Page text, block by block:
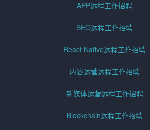
APP远程工作招聘
SEO远程工作招聘
React Native远程工作招聘
内容运营远程工作招聘
新媒体运营远程工作招聘
Blockchain远程工作招聘